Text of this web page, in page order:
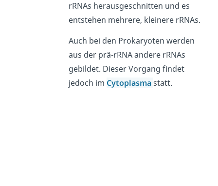
rRNAs herausgeschnitten und es
entstehen mehrere, kleinere rRNAs.
Auch bei den Prokaryoten werden
aus der prä-rRNA andere rRNAs
gebildet. Dieser Vorgang findet
jedoch im Cytoplasmastatt.